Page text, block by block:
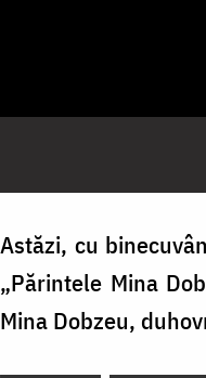
Astăzi, cu
„Părintele Mina
Mina Dobzeu,